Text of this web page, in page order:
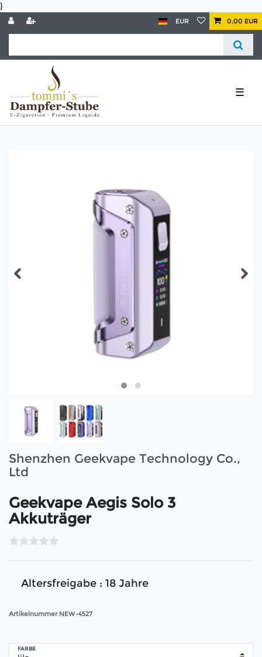
}
EUR 0,00 EUR
☰
Shenzhen Geekvape Technology Co.,
Ltd
Geekvape Aegis Solo 3
Akkuträger
Altersfreigabe : 18 Jahre
Artikelnummer NEW-4527
FARBE